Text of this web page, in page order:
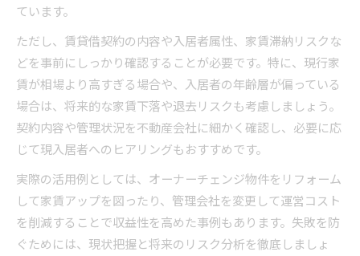
ています。
ただし、賃貸借契約の内容や入居者属性、家賃滞納リスクな
どを事前にしっかり確認することが必要です。特に、現行家
賃が相場より高すぎる場合や、入居者の年齢層が偏っている
場合は、将来的な家賃下落や退去リスクも考慮しましょう。
契約内容や管理状況を不動産会社に細かく確認し、必要に応
じて現入居者へのヒアリングもおすすめです。
実際の活用例としては、オーナーチェンジ物件をリフォーム
して家賃アップを図ったり、管理会社を変更して運営コスト
を削減することで収益性を高めた事例もあります。失敗を防
ぐためには、現状把握と将来のリスク分析を徹底しましょ